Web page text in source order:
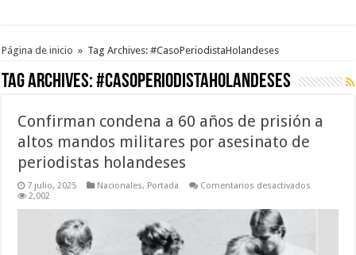
Página de inicio » Tag Archives: #CasoPeriodistaHolandeses
Tag Archives:#CasoPeriodistaHolandeses
Confirman condena a 60 años de prisión a
altos mandos militares por asesinato de
periodistas holandeses
7 julio, 2025 Nacionales, Portada Comentarios desactivados
2,002